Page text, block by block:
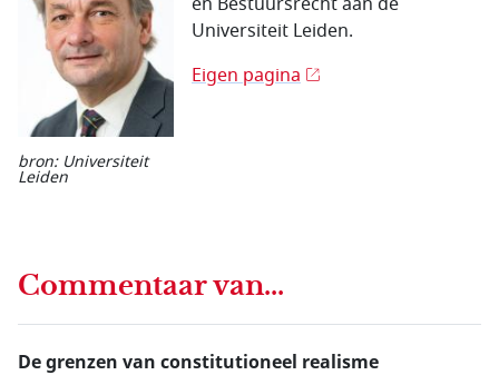
bron: Universiteit
Leiden
Universiteit Leiden.
Eigen pagina
Commentaar van...
De grenzen van constitutioneel realisme